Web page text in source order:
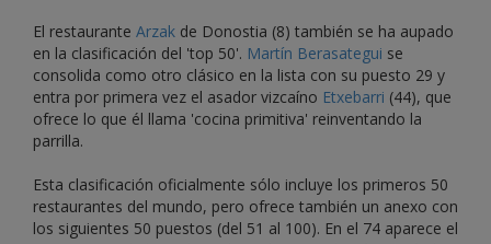
El restaurante Arzak de Donostia (8) también se ha aupado
en la clasificación del 'top 50'. Martín Berasategui se
consolida como otro clásico en la lista con su puesto 29 y
entra por primera vez el asador vizcaíno Etxebarri (44), que
ofrece lo que él llama 'cocina primitiva' reinventando la
parrilla.
Esta clasificación oficialmente sólo incluye los primeros 50
restaurantes del mundo, pero ofrece también un anexo con
los siguientes 50 puestos (del 51 al 100). En el 74 aparece el